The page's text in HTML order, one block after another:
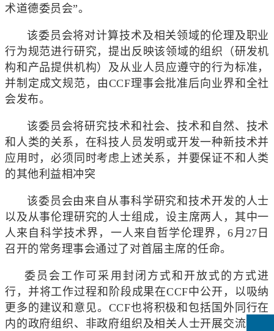
术道德委员会”。
该委员会将对计算技术及相关领域的伦理及职业
行为规范进行研究，提出反映该领域的组织（研发机
构和产品提供机构）及从业人员应遵守的行为标准，
并制定成文规范，由CCF理事会批准后向业界和全社
会发布。
该委员会将研究技术和社会、技术和自然、技术
和人类的关系，在科技人员发明或开发一种新技术并
应用时，必须同时考虑上述关系，并要保证不和人类
的其他利益相冲突
该委员会由来自从事科学研究和技术开发的人士
以及从事伦理研究的人士组成，设主席两人，其中一
人来自科学技术界，一人来自哲学伦理界，6月27日
召开的常务理事会通过了对首届主席的任命。
委员会工作可采用封闭方式和开放式的方式进
行，并将工作过程和阶段成果在CCF中公开，以吸纳
更多的建议和意见。CCF也将积极和包括国外同行在
内的政府组织、非政府组织及相关人士开展交流及合